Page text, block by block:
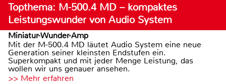
Topthema: M-500.4 MD – kompaktes
Leistungswunder von Audio System
Miniatur-Wunder-Amp
Mit der M-500.4 MD läutet Audio System eine neue
Generation seiner kleinsten Endstufen ein.
Superkompakt und mit jeder Menge Leistung, das
wollen wir uns genauer ansehen.
>> Mehr erfahren